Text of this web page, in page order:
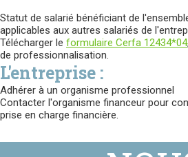
Statut de salarié bénéficiant de
applicables aux autres salariés de
Télécharger le formulaire Cerfa 12434*04
de professionnalisation.
L'entreprise :
Adhérer à un organisme professionnel
Contacter l'organisme financeur pour
prise en charge financière.